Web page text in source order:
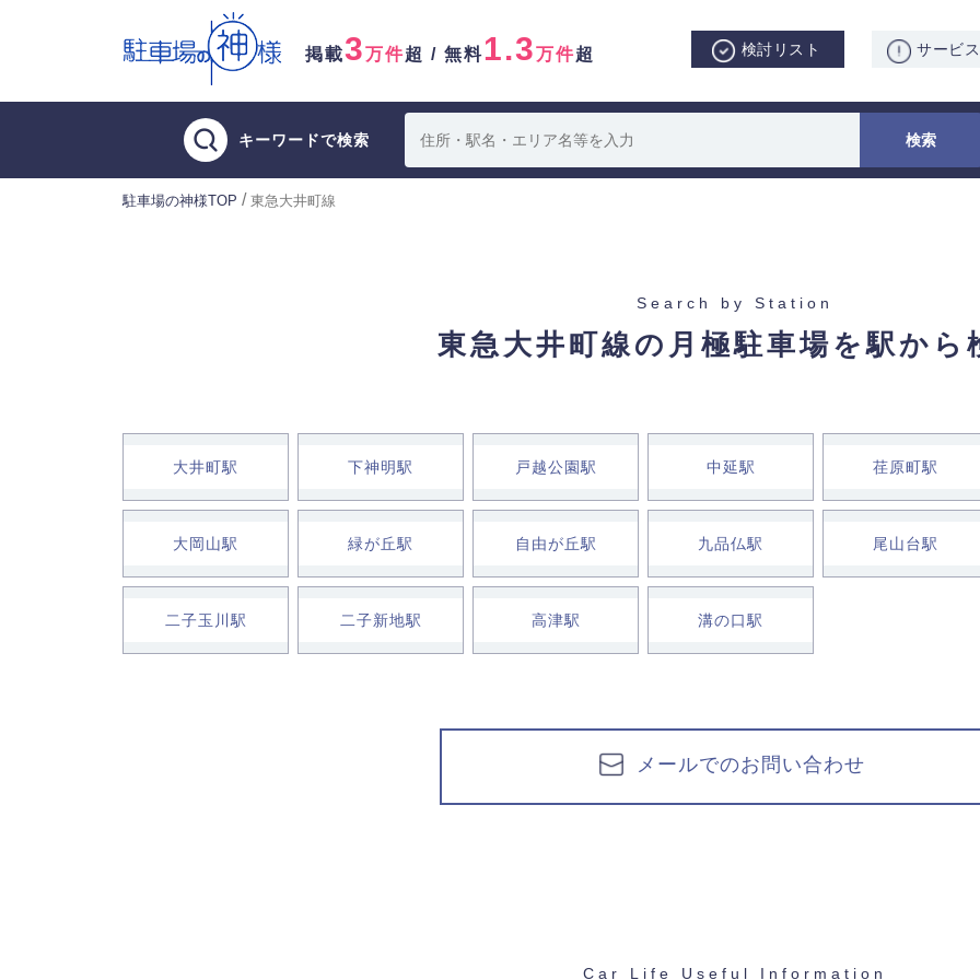
掲載3万件超 / 無料1.3万件超 検討リスト サービ
キーワードで検索
駐車場の神様TOP / 東急大井町線
Search by Station
東急大井町線の月極駐車場を駅から
大井町駅 下神明駅 戸越公園駅 中延駅 荏原町駅
大岡山駅 緑が丘駅 自由が丘駅 九品仏駅 尾山台駅
二子玉川駅 二子新地駅 高津駅 溝の口駅
メールでのお問い合わせ
Car Life Useful Information